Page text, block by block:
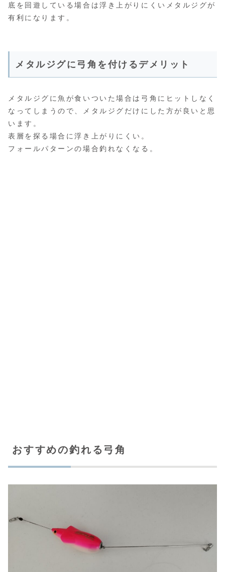
底を回遊している場合は浮き上がりにくいメタルジグが
有利になります。
メタルジグに弓角を付けるデメリット
メタルジグに魚が食いついた場合は弓角にヒットしなく
なってしまうので、メタルジグだけにした方が良いと思
います。
表層を探る場合に浮き上がりにくい。
フォールパターンの場合釣れなくなる。
おすすめの釣れる弓角